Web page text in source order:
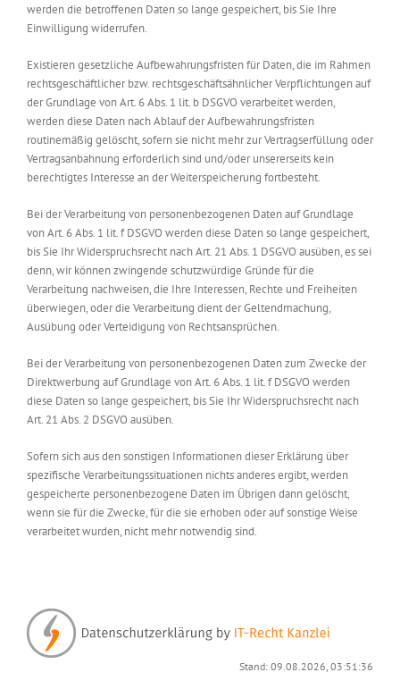
werden die betroffenen Daten so lange gespeichert, bis Sie Ihre
Einwilligung widerrufen.
Existieren gesetzliche Aufbewahrungsfristen für Daten, die im Rahmen
rechtsgeschäftlicher bzw. rechtsgeschäftsähnlicher Verpflichtungen auf
der Grundlage von Art. 6 Abs. 1 lit. b DSGVO verarbeitet werden,
werden diese Daten nach Ablauf der Aufbewahrungsfristen
routinemäßig gelöscht, sofern sie nicht mehr zur Vertragserfüllung oder
Vertragsanbahnung erforderlich sind und/oder unsererseits kein
berechtigtes Interesse an der Weiterspeicherung fortbesteht.
Bei der Verarbeitung von personenbezogenen Daten auf Grundlage
von Art. 6 Abs. 1 lit. f DSGVO werden diese Daten so lange gespeichert,
bis Sie Ihr Widerspruchsrecht nach Art. 21 Abs. 1 DSGVO ausüben, es sei
denn, wir können zwingende schutzwürdige Gründe für die
Verarbeitung nachweisen, die Ihre Interessen, Rechte und Freiheiten
überwiegen, oder die Verarbeitung dient der Geltendmachung,
Ausübung oder Verteidigung von Rechtsansprüchen.
Bei der Verarbeitung von personenbezogenen Daten zum Zwecke der
Direktwerbung auf Grundlage von Art. 6 Abs. 1 lit. f DSGVO werden
diese Daten so lange gespeichert, bis Sie Ihr Widerspruchsrecht nach
Art. 21 Abs. 2 DSGVO ausüben.
Sofern sich aus den sonstigen Informationen dieser Erklärung über
spezifische Verarbeitungssituationen nichts anderes ergibt, werden
gespeicherte personenbezogene Daten im Übrigen dann gelöscht,
wenn sie für die Zwecke, für die sie erhoben oder auf sonstige Weise
verarbeitet wurden, nicht mehr notwendig sind.
Stand: 09.08.2026, 03:51:36